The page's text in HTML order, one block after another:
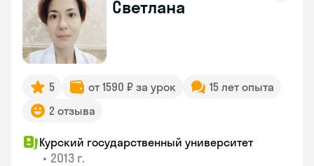
Светлана
5 от 1590 ₽ за урок
15 лет опыта
2 отзыва
Курский государственный университет
• 2013 г.